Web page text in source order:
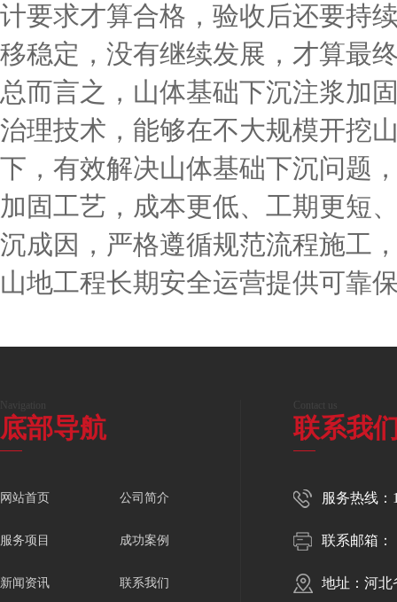
计要求才算合格，验收后还要持
移稳定，没有继续发展，才算最
总而言之，山体基础下沉注浆加
治理技术，能够在不大规模开挖
下，有效解决山体基础下沉问题
加固工艺，成本更低、工期更短
沉成因，严格遵循规范流程施工
山地工程长期安全运营提供可靠
底部导航
网站首页 公司简介
服务项目 成功案例
新闻资讯 联系我们
联系我
服务热线：
联系邮箱：
地址：河北